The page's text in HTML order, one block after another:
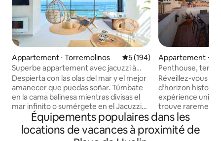
Appartement ⋅ Torremolinos Évaluation moyenne sur la
5 (194)
Superbe appartement avec jacuzzi à
Savanna Beach
Despierta con las olas del mar y el mejor
amanecer que puedas soñar. Túmbate
en la cama balinesa mientras divisas el
mar infinito o sumérgete en el Jacuzzi
climatizado mientras te tomas una copa
de cava. El Savanna Beach está pensado
para pasar unas vacaciones relajantes en
Appartement ⋅
Penthouse,
meilleures vues
Réveillez-vous
d’horizon
expérience
trouve rarement
Málaga. Ce penthouse lumineux et
élégant allie
confort moderne.
Équipements populaires dans les
locations de vacances à proximité de